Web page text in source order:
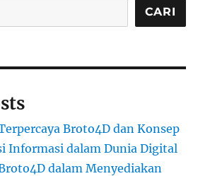
CARI
Broto4D dan Konsep
Informasi dalam Dunia Digital
dalam Menyediakan